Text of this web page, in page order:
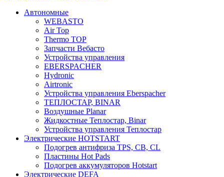
Автономные
WEBASTO
Air Top
Thermo TOP
Запчасти Вебасто
Устройства управления
EBERSPACHER
Hydronic
Airtronic
Устройства управления Eberspacher
ТЕПЛОСТАР, BINAR
Воздушные Planar
Жидкостные Теплостар, Binar
Устройства управления Теплостар
Электрические HOTSTART
Подогрев антифриза TPS, CB, CL
Пластины Hot Pads
Подогрев аккумуляторов Hotstart
Электрические DEFA